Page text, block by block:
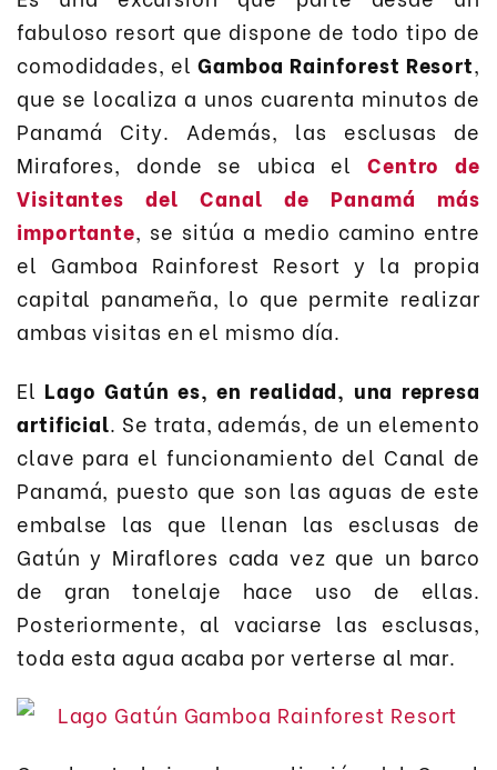
fabuloso resort que dispone de todo tipo de
comodidades, el Gamboa Rainforest Resort,
que se localiza a unos cuarenta minutos de
Panamá City. Además, las esclusas de
Mirafores, donde se ubica el Centro de
Visitantes del Canal de Panamá más
importante, se sitúa a medio camino entre
el Gamboa Rainforest Resort y la propia
capital panameña, lo que permite realizar
ambas visitas en el mismo día.
El Lago Gatún es, en realidad, una represa
artificial. Se trata, además, de un elemento
clave para el funcionamiento del Canal de
Panamá, puesto que son las aguas de este
embalse las que llenan las esclusas de
Gatún y Miraflores cada vez que un barco
de gran tonelaje hace uso de ellas.
Posteriormente, al vaciarse las esclusas,
toda esta agua acaba por verterse al mar.